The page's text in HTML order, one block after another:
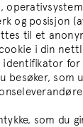
og posisjon
til et
i din
for
besøker, som
som du